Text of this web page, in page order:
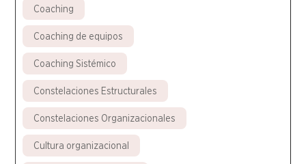
Coaching
Coaching de equipos
Coaching Sistémico
Constelaciones Estructurales
Constelaciones Organizacionales
Cultura organizacional